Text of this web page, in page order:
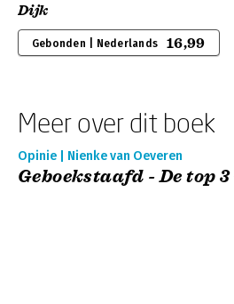
Dijk
Gebonden | Nederlands 16,99
Meer over dit boek
Opinie | Nienke van Oeveren
Geboekstaafd - De top